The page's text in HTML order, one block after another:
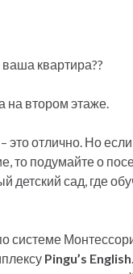
квартира??
на втором этаже.
это отлично. Но
то подумайте о
детский сад, где
системе
Pingu’s English